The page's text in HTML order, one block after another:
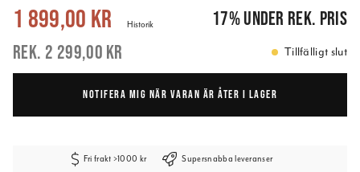
Nuvarande pris: 1 899,00 kr 2 299,00 kr
1 899,00 kr
2 299,00 kr
Historik 17%under rek. pris
Tillfälligt slut
NOTIFERA MIG NÄR VARAN ÄR ÅTER I LAGER
Fri frakt >1000 kr Supersnabba leveranser